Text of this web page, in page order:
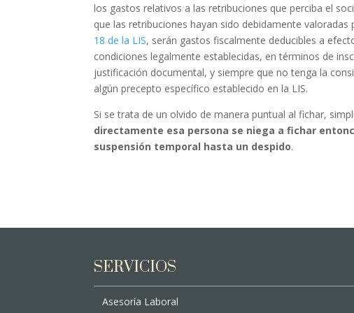
los gastos relativos a las retribuciones que perciba el
que las retribuciones hayan sido debidamente
18 de la LIS, serán gastos fiscalmente deducibles a
condiciones legalmente establecidas, en términos de
justificación documental, y siempre que no tenga la
algún precepto específico establecido en la LIS.
Si se trata de un olvido de manera puntual al fichar,
directamente esa persona se niega a fichar
suspensión temporal hasta un despido.
SERVICIOS
Asesoría Laboral